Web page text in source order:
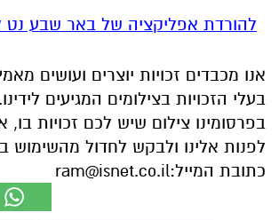
להורדת אפליקציה של באר שבע נט
אנו מכבדים זכויות יוצרים ועושים
בעלי הזכויות בצילומים המגיעים
בפרסומינו צילום שיש לכם זכויות
לפנות אלינו ולבקש לחדול מהשימוש
כתובת המייל:ram@isnet.co.il